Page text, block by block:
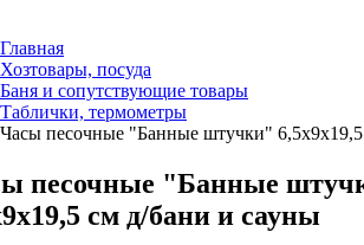
Главная
Хозтовары, посуда
Баня и сопутствующие товары
Таблички, термометры
Часы песочные "Банные штучки"
песочные "Банные
см д/бани и сауны